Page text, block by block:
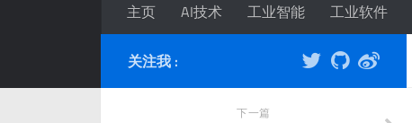
主页 AI技术 工业智能 工业软件
关注我 :
下一篇